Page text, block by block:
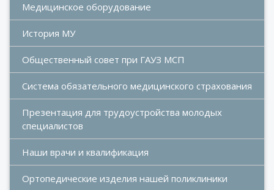
Медицинское оборудование
История МУ
Общественный совет при ГАУЗ МСП
Система обязательного медицинского страхования
Презентация для трудоустройства молодых
специалистов
Наши врачи и квалификация
Ортопедические изделия нашей поликлиники